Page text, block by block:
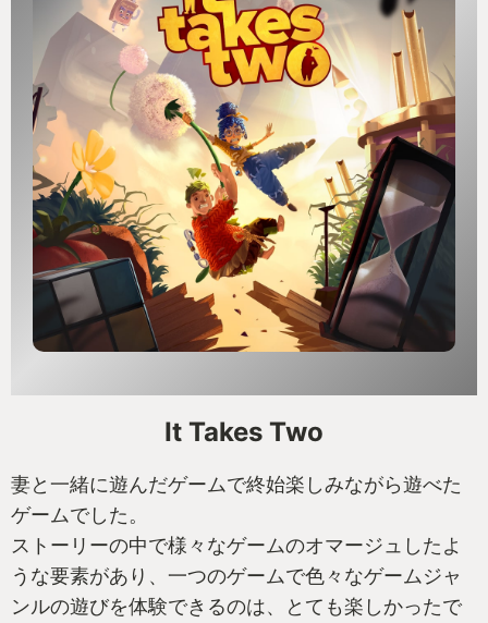
It Takes Two
妻と一緒に遊んだゲームで終始楽しみながら遊べた
ゲームでした。
ストーリーの中で様々なゲームのオマージュしたよ
うな要素があり、一つのゲームで色々なゲームジャ
ンルの遊びを体験できるのは、とても楽しかったで